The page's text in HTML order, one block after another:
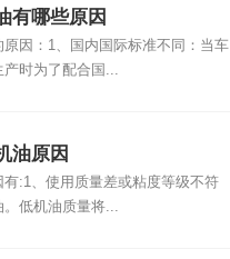
有哪些原因
原因：1、国内国际标准不同：当车
时为了配合国...
油原因
有:1、使用质量差或粘度等级不符
低机油质量将...